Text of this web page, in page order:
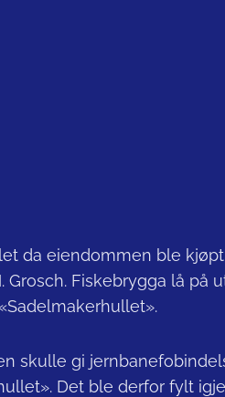
da eiendommen ble
Fiskebrygga lå på
skulle gi
Det ble derfor fylt